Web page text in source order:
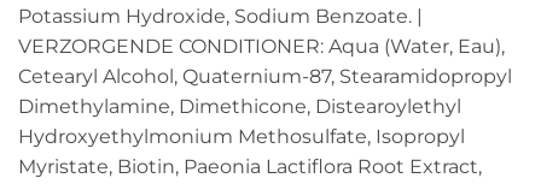
Potassium Hydroxide, Sodium Benzoate. |
VERZORGENDE CONDITIONER: Aqua (Water, Eau),
Cetearyl Alcohol, Quaternium-87, Stearamidopropyl
Dimethylamine, Dimethicone, Distearoylethyl
Hydroxyethylmonium Methosulfate, Isopropyl
Myristate, Biotin, Paeonia Lactiflora Root Extract,